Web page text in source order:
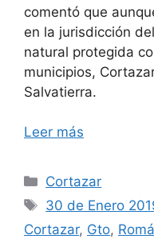
comentó que
en la jurisdicción
natural protegida
municipios,
Salvatierra.
Leer más
Categorías
Cortazar
Etiquetas
30 de Enero
Cortazar, Gto,